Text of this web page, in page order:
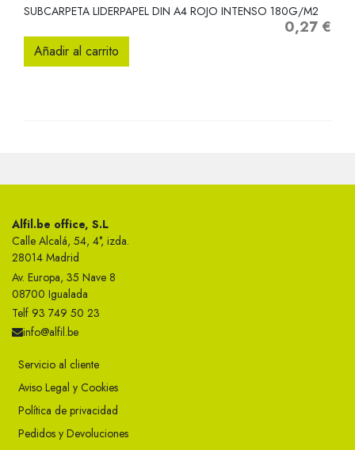
SUBCARPETA LIDERPAPEL DIN A4 ROJO INTENSO 180G/M2
Precio
0,27 €
Añadir al carrito
Alfil.be office, S.L
Calle Alcalá, 54, 4°, izda.
28014 Madrid
Av. Europa, 35 Nave 8
08700 Igualada
Telf 93 749 50 23
info@alfil.be
Servicio al cliente
Aviso Legal y Cookies
Política de privacidad
Pedidos y Devoluciones